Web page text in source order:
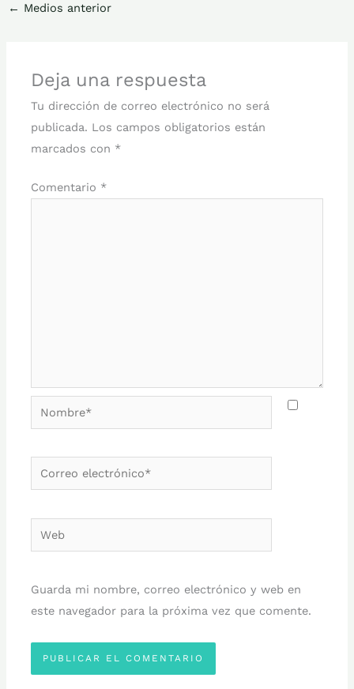
← Medios anterior
Deja una respuesta
Tu dirección de correo electrónico no será
publicada. Los campos obligatorios están
marcados con *
Comentario *
Nombre*
Correo
electrónico*
Web
Guarda mi nombre, correo electrónico y web en
este navegador para la próxima vez que comente.